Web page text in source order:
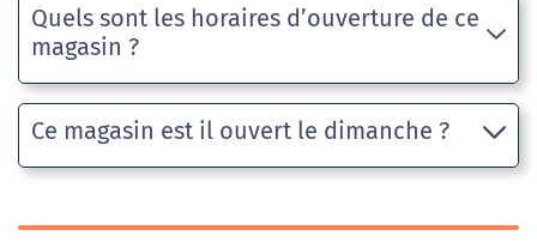
Quels sont les horaires d’ouverture de ce
magasin ?
Ce magasin est il ouvert le dimanche ?